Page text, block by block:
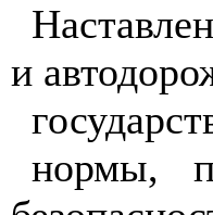
и ав
нормы,